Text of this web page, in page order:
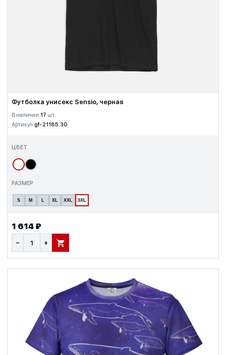
Футболка унисекс Sensio, черная
В наличии:17 шт.
Артикул:gf-21185.30
ЦВЕТ
РАЗМЕР
S M L XL XXL 3XL
1 614 ₽
− + В КОРЗИНУ